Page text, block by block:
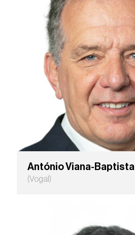
António Viana-Baptista
(Vogal)